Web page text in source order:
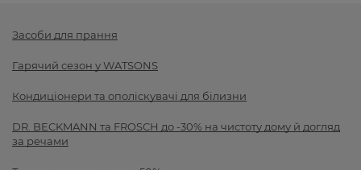
Засоби для прання
Гарячий сезон у WATSONS
Кондиціонери та ополіскувачі для білизни
DR. BECKMANN та FROSCH до -30% на чистоту дому й догляд
за речами